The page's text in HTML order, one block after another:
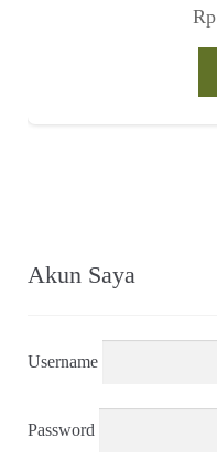
Rp
Akun Saya
Username
Password